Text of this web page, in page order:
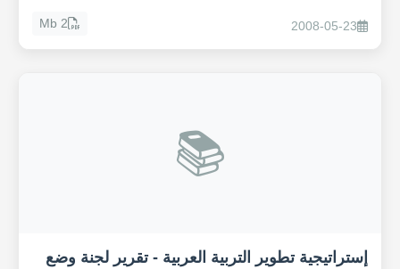
2008-05-23
2 Mb
📚
إستراتيجية تطوير التربية العربية - تقرير لجنة وضع